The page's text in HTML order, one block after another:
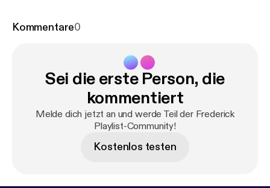
Showcase to play all four showcases, including the
theatre. Among the things discussed are F.A.M.E.,
his own experience working open mics in Frederick,
and the status of the current Frederick music
scene. Stick around for the end of the episode,
where we'll hear his song, "Last Dollar (The Whiskey
Kommentare0
Sei die erste Person, die
kommentiert
Melde dich jetzt an und werde Teil der Frederick
Playlist-Community!
Kostenlos testen